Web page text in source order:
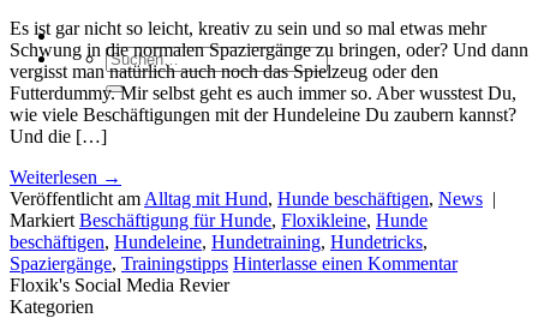
Suchen
nach:
Es ist gar nicht so leicht, kreativ zu sein und so mal etwas mehr
Schwung in die normalen Spaziergänge zu bringen, oder? Und dann
vergisst man natürlich auch noch das Spielzeug oder den
Futterdummy. Mir selbst geht es auch immer so. Aber wusstest Du,
wie viele Beschäftigungen mit der Hundeleine Du zaubern kannst?
Und die […]
Weiterlesen →
Veröffentlicht am Alltag mit Hund, Hunde beschäftigen, News |
Markiert Beschäftigung für Hunde, Floxikleine, Hunde
beschäftigen, Hundeleine, Hundetraining, Hundetricks,
Spaziergänge, Trainingstipps Hinterlasse einen Kommentar
Floxik's Social Media Revier
Kategorien